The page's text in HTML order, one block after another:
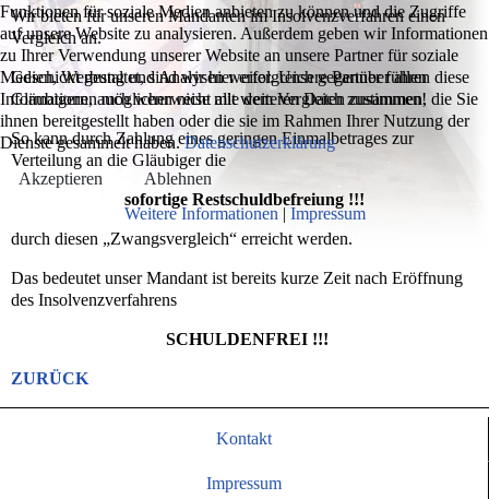
Wir bieten für unseren Mandanten im Insolvenzverfahren einen
Vergleich an.
Geschickt gestaltet, sind wir hier erfolgreich gegenüber allen
Gläubigern, auch wenn nicht alle dem Vergleich zustimmen!
So kann durch Zahlung eines geringen Einmalbetrages zur
Verteilung an die Gläubiger die
sofortige Restschuldbefreiung !!!
durch diesen „Zwangsvergleich“ erreicht werden.
Das bedeutet unser Mandant ist bereits kurze Zeit nach Eröffnung
des Insolvenzverfahrens
SCHULDENFREI !!!
ZURÜCK
Kontakt
Impressum
Funktionen für soziale Medien anbieten zu können und die Zugriffe
auf unsere Website zu analysieren. Außerdem geben wir Informationen
zu Ihrer Verwendung unserer Website an unsere Partner für soziale
Medien, Werbung und Analysen weiter. Unsere Partner führen diese
Informationen möglicherweise mit weiteren Daten zusammen, die Sie
ihnen bereitgestellt haben oder die sie im Rahmen Ihrer Nutzung der
Dienste gesammelt haben.Datenschutzerklärung
Akzeptieren
Ablehnen
Weitere Informationen | Impressum